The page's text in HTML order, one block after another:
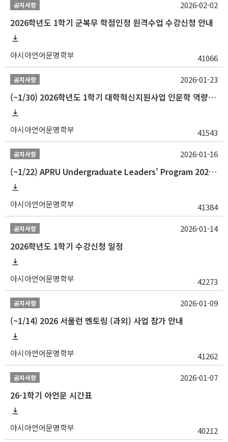
공지사항
2026학년도 1학기 군복무 학점인정 원격수업 수강신청 안내
아시아언어문명학부 41066
2026-02-02
공지사항
(~1/30) 2026학년도 1학기 대학혁신지원사업 인문학 역량강화 학업지원금 지원 선발 안내(학·석·박사)
아시아언어문명학부 41543
2026-01-23
공지사항
(~1/22) APRU Undergraduate Leaders' Program 2026 프로그램 참가자 모집
아시아언어문명학부 41384
2026-01-16
공지사항
2026학년도 1학기 수강신청 일정
아시아언어문명학부 42273
2026-01-14
공지사항
(~1/14) 2026 서울런 멘토링 (과외) 사업 참가 안내
아시아언어문명학부 41262
2026-01-09
공지사항
26-1학기 아언문 시간표
아시아언어문명학부 40212
2026-01-07